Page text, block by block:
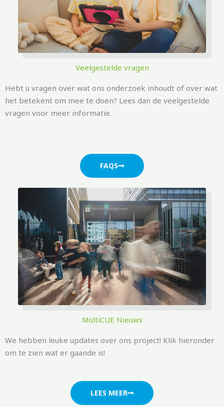
Veelgestelde vragen
Hebt u vragen over wat ons onderzoek inhoudt of over wat
het betekent om mee te doen? Lees dan de veelgestelde
vragen voor meer informatie.
FAQS
MultiCUE Nieuws
We hebben leuke updates over ons project! Klik hieronder
om te zien wat er gaande is!
LEES MEER